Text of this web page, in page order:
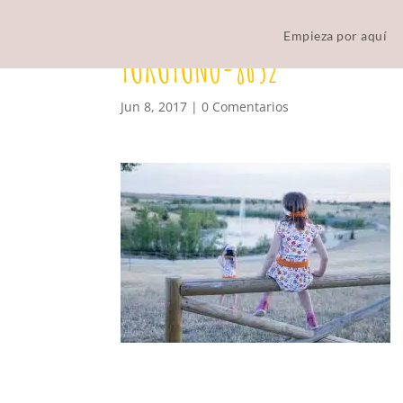
Empieza por aquí
TUKUTUNO-8652
Jun 8, 2017 |0 Comentarios